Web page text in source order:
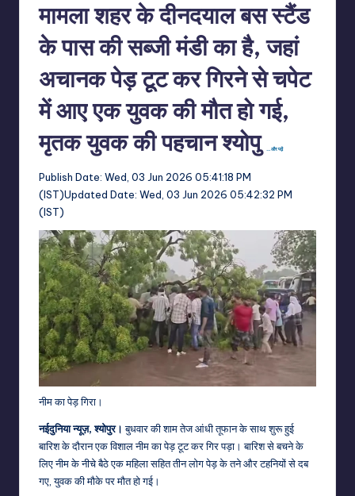
मामला शहर के दीनदयाल बस स्टैंड
के पास की सब्जी मंडी का है, जहां
अचानक पेड़ टूट कर गिरने से चपेट
में आए एक युवक की मौत हो गई,
मृतक युवक की पहचान श्योपु
…और पढ़ें
Publish Date: Wed, 03 Jun 2026 05:41:18 PM
(IST)Updated Date: Wed, 03 Jun 2026 05:42:32 PM
(IST)
नीम का पेड़ गिरा।
नईदुनिया न्यूज़, श्योपुर।बुधवार की शाम तेज आंधी तूफान के साथ शुरू हुई
बारिश के दौरान एक विशाल नीम का पेड़ टूट कर गिर पड़ा। बारिश से बचने के
लिए नीम के नीचे बैठे एक महिला सहित तीन लोग पेड़ के तने और टहनियों से दब
गए, युवक की मौके पर मौत हो गई।